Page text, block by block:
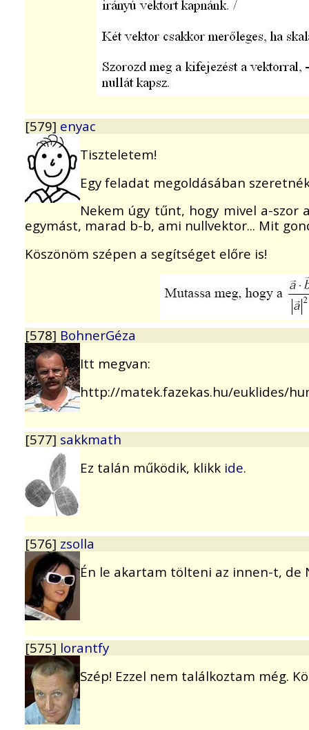
[579] enyac
Tiszteletem!
Egy feladat megoldásában
Nekem úgy tűnt, hogy mivel a-szor
egymást, marad b-b, ami nullvektor... Mit
Köszönöm szépen a segítséget előre is!
[578] BohnerGéza
Itt megvan:
http://matek.fazekas.hu/euklides/
[577] sakkmath
Ez talán működik, klikk ide.
[576] zsolla
Én le akartam tölteni az innen-t, de
[575] lorantfy
Szép! Ezzel nem találkoztam még.